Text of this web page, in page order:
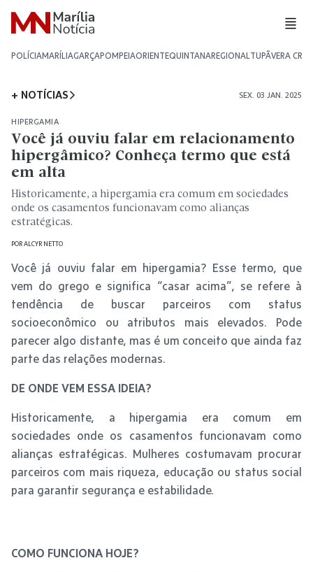
POLÍCIAMARÍLIAGARÇAPOMPEIAORIENTEQUINTANAREGIONALTUPÃVERA CRUZ
+ NOTÍCIAS SEX. 03 JAN. 2025
HIPERGAMIA
Você já ouviu falar em relacionamento
hipergâmico? Conheça termo que está
em alta
Historicamente, a hipergamia era comum em sociedades
onde os casamentos funcionavam como alianças
estratégicas.
PORALCYR NETTO
Você já ouviu falar em hipergamia? Esse termo, que
vem do grego e significa “casar acima”, se refere à
tendência de buscar parceiros com status
socioeconômico ou atributos mais elevados. Pode
parecer algo distante, mas é um conceito que ainda faz
parte das relações modernas.
DE ONDE VEM ESSA IDEIA?
Historicamente, a hipergamia era comum em
sociedades onde os casamentos funcionavam como
alianças estratégicas. Mulheres costumavam procurar
parceiros com mais riqueza, educação ou status social
para garantir segurança e estabilidade.
COMO FUNCIONA HOJE?